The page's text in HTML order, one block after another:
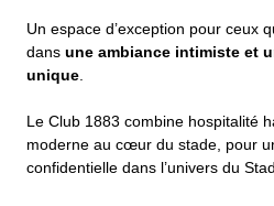
Un espace d’exception pour ceux
dans une ambiance intimiste et
unique
Le Club 1883 combine hospitalité
moderne au cœur du stade, pour
confidentielle dans l’univers du